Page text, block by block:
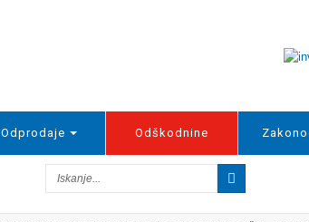
Odprodaje Odškodnine